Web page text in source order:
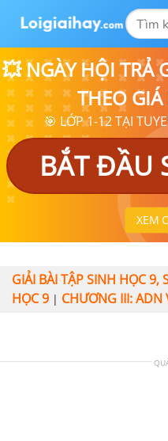
💥 NGÀY HỘI TRẢ
THEO GIÁ
🎯 LỚP 1-12 TẠI
BẮT ĐẦU
XEM
GIẢI BÀI TẬP SINH HỌC 9,
HỌC 9 | CHƯƠNG III: ADN